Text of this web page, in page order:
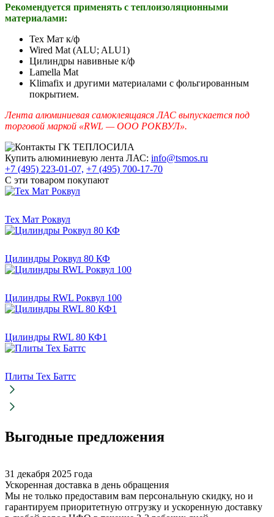
Рекомендуется применять с теплоизоляционными
материалами:
Тех Мат к/ф
Wired Mat (ALU; ALU1)
Цилиндры навивные к/ф
Lamella Mat
Klimafix и другими материалами с фольгированным
покрытием.
Лента алюминиевая самоклеящаяся ЛАС выпускается под
торговой маркой «RWL — ООО РОКВУЛ».
Купить алюминиевую лента ЛАС: info@tsmos.ru
+7 (495) 223-01-07, +7 (495) 700-17-70
С эти товаром покупают
Тех Мат Роквул
Цилиндры Роквул 80 КФ
Цилиндры RWL Роквул 100
Цилиндры RWL 80 КФ1
Плиты Тех Баттс
Выгодные предложения
31 декабря 2025 года
Ускоренная доставка в день обращения
Мы не только предоставим вам персональную скидку, но и
гарантируем приоритетную отгрузку и ускоренную доставку